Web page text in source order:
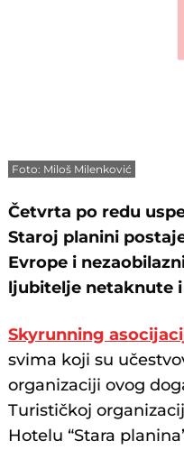
Foto: Miloš Milenković
Četvrta po redu
Staroj planini
Evrope i
ljubitelje netaknute
Skyrunning
svima koji su
organizaciji ovog
Turističkoj
Hotelu “Stara